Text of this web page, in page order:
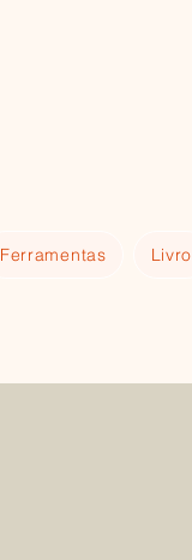
Ferramentas Livro